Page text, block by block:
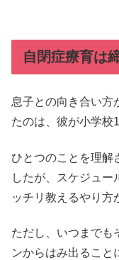
自閉症療育は
息子との向き合い方
たのは、彼が小学校
ひとつのことを理解
したが、スケジュー
ッチリ教えるやり方
ただし、いつまでも
ンからはみ出ること